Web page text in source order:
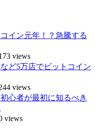
イン元年！？急騰する
views
ど5万店でビットコイン
views
心者が最初に知るべき
views